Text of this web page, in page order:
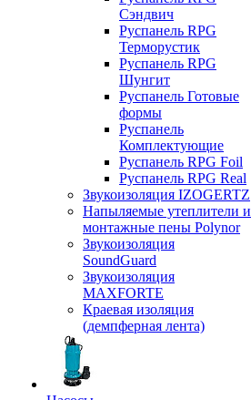
Сэндвич
Руспанель RPG
Терморустик
Руспанель RPG
Шунгит
Руспанель Готовые
формы
Руспанель
Комплектующие
Руспанель RPG Foil
Руспанель RPG Real
Звукоизоляция IZOGERTZ
Напыляемые утеплители и
монтажные пены Polynor
Звукоизоляция
SoundGuard
Звукоизоляция
MAXFORTE
Краевая изоляция
(демпферная лента)